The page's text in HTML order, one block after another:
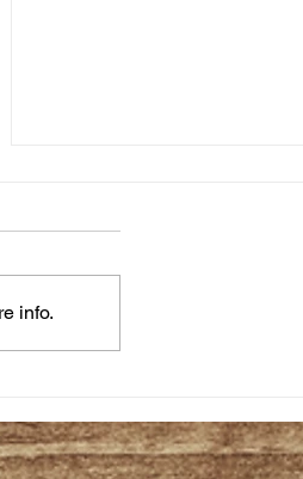
【料金改定のお知らせ】
info.